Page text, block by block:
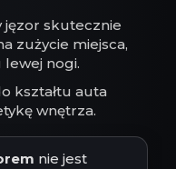
jęzor skutecznie
zużycie miejsca,
nogi.
kształtu auta
wnętrza.
nie jest